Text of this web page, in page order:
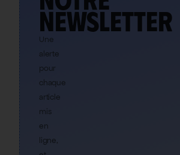
newsletter
Une
alerte
pour
chaque
article
mis
en
ligne,